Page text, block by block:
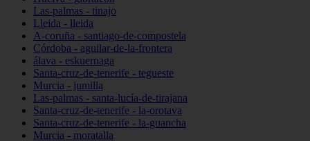
Las-palmas - tinajo
Lleida - lleida
A-coruña - santiago-de-compostela
Córdoba - aguilar-de-la-frontera
álava - eskuernaga
Santa-cruz-de-tenerife - tegueste
Murcia - jumilla
Las-palmas - santa-lucía-de-tirajana
Santa-cruz-de-tenerife - la-orotava
Santa-cruz-de-tenerife - la-guancha
Murcia - moratalla